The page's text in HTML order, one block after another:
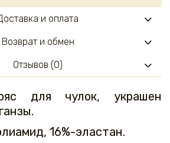
для чулок, украшен
16%-эластан.
и оплата
Возврат и обмен
Отзывов (0)